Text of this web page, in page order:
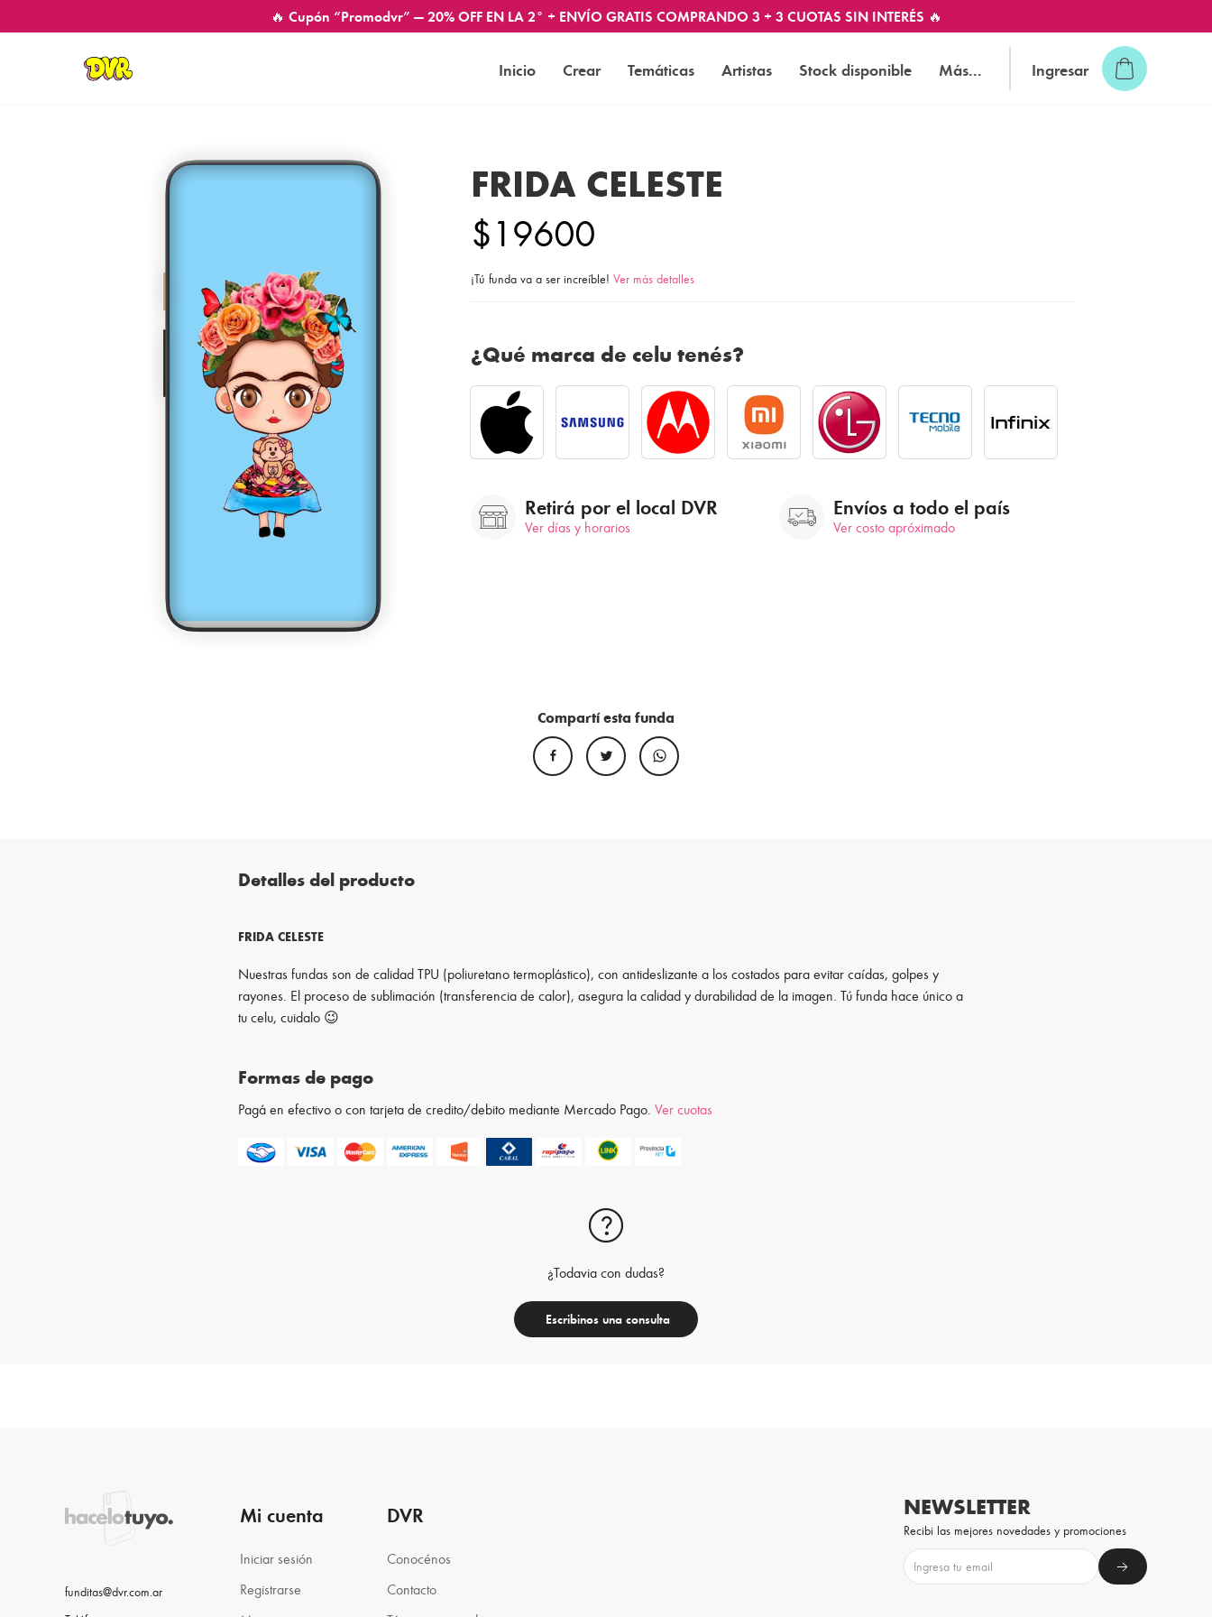
🔥 Cupón “Promodvr” — 20% OFF EN LA 2° + ENVÍO GRATIS COMPRANDO 3 + 3 CUOTAS SIN INTERÉS 🔥
Inicio Crear Temáticas Artistas Stock disponible Más... Ingresar
FRIDA CELESTE
$19600
¡Tú funda va a ser increíble! Ver más detalles
¿Qué marca de celu tenés?
Retirá por el local DVR
Ver días y horarios
Envíos a todo el país
Ver costo apróximado
Compartí esta funda
Detalles del producto
FRIDA CELESTE
Nuestras fundas son de calidad TPU (poliuretano termoplástico), con antideslizante a los costados para evitar caídas, golpes y
rayones. El proceso de sublimación (transferencia de calor), asegura la calidad y durabilidad de la imagen. Tú funda hace único a
tu celu, cuidalo 😉
Formas de pago
Pagá en efectivo o con tarjeta de credito/debito mediante Mercado Pago.Ver cuotas
¿Todavia con dudas?
Escribinos una consulta
funditas@dvr.com.ar
Mi cuenta
Iniciar sesión
Registrarse
DVR
Conocénos
Contacto
NEWSLETTER
Recibi las mejores novedades y promociones